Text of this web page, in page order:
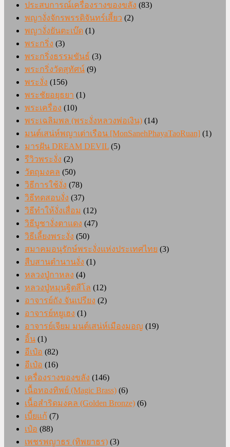
ประสบการณ์เครื่องรางของขลัง (83)
พญางั่งจักรพรรดิจันทร์เสี้ยว (2)
พญางั่งยันตะเบ๊ด (1)
พระกริ่ง (3)
พระกริ่งธรรมขันธ์ (3)
พระกริ่งวัดสุทัศน์ (9)
พระงั่ง (156)
พระชัยอยุธยา (1)
พระเครื่อง (10)
พระเฉลิมพล (พระงั่งหลวงพ่อเงิน) (14)
มนต์เสน่ห์พญาเต่าเรือน [MonSanehPhayaTaoRuan] (1)
มารฝัน DREAM DEVIL (5)
รีวิวพระงั่ง (2)
วัตถุมงคล (50)
วิธีการใช้งั่ง (78)
วิธีทดสอบงั่ง (37)
วิธีทำให้งั่งเสื่อม (12)
วิธีบูชางั่งตาแดง (47)
วิธีเลี้ยงพระงั่ง (50)
สมาคมอนุรักษ์พระงั่งแห่งประเทศไทย (3)
สืบสานตำนานงั่ง (1)
หลวงปู่กาหลง (4)
หลวงปู่หมุนฐิตสีโล (12)
อาจารย์ถัง จันเปรียง (2)
อาจารย์หยูเฮง (1)
อาจารย์เจียม มนต์เสน่ห์เมืองมอญ (19)
อิ้น (1)
อีเป๋อ (82)
อีเป๋อ (16)
เครื่องรางของขลัง (146)
เนื้อทองทิพย์ (Magic Brass) (6)
เนื้อสำริดมงคล (Golden Bronze) (6)
เบี้ยแก้ (7)
เป๋อ (88)
เพชรพญาธร (ทิพยาธร) (3)